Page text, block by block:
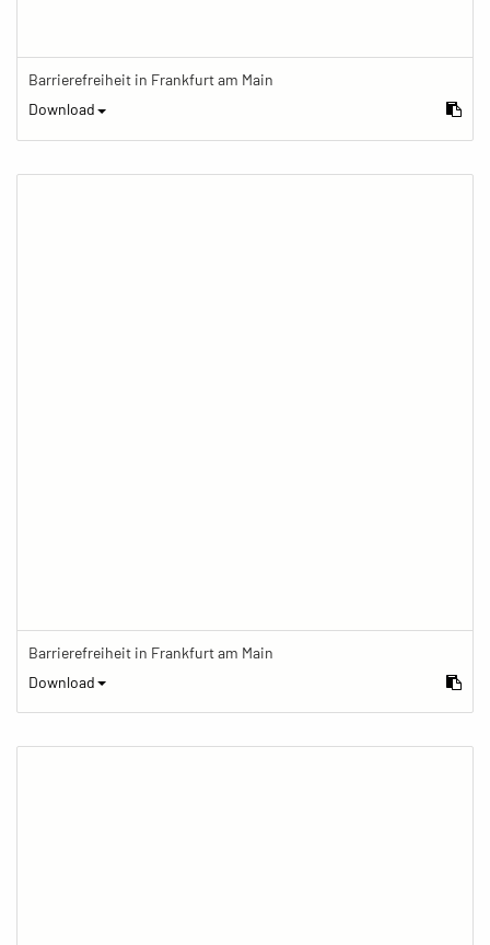
Barrierefreiheit in Frankfurt am Main
Download
Barrierefreiheit in Frankfurt am Main
Download